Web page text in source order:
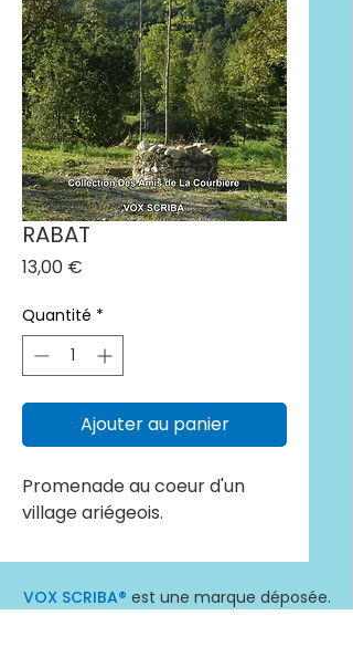
RABAT
13,00 €
Quantité *
Ajouter au panier
Promenade au coeur d'un
village ariégeois.
VOX SCRIBA® est une marque déposée.